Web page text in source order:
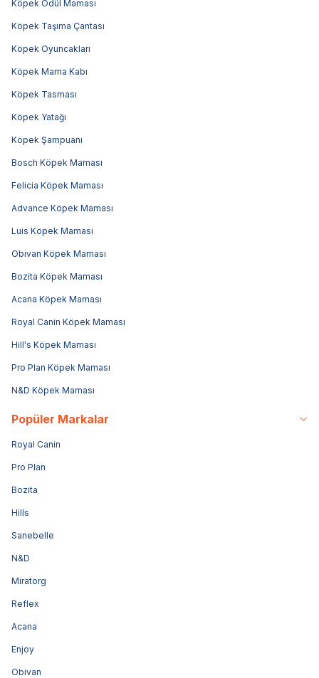
Köpek Ödül Maması
Köpek Taşıma Çantası
Köpek Oyuncakları
Köpek Mama Kabı
Köpek Tasması
Köpek Yatağı
Köpek Şampuanı
Bosch Köpek Maması
Felicia Köpek Maması
Advance Köpek Maması
Luis Köpek Maması
Obivan Köpek Maması
Bozita Köpek Maması
Acana Köpek Maması
Royal Canin Köpek Maması
Hill's Köpek Maması
Pro Plan Köpek Maması
N&D Köpek Maması
Popüler Markalar
Royal Canin
Pro Plan
Bozita
Hills
Sanebelle
N&D
Miratorg
Reflex
Acana
Enjoy
Obivan